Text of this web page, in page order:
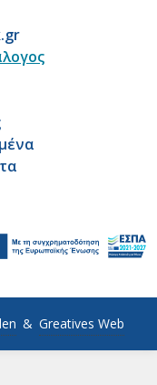
& Greatives Web